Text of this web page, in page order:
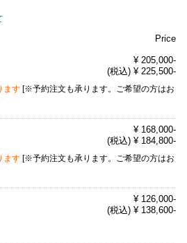
Price
¥ 205,000-
(税込) ¥ 225,500-
ます [※予約注文も承ります。ご希望の方はお
¥ 168,000-
(税込) ¥ 184,800-
ます [※予約注文も承ります。ご希望の方はお
¥ 126,000-
(税込) ¥ 138,600-